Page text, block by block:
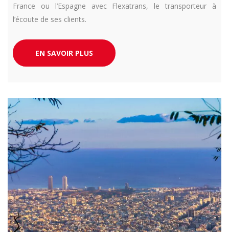
France ou l’Espagne avec Flexatrans, le transporteur à
l’écoute de ses clients.
EN SAVOIR PLUS